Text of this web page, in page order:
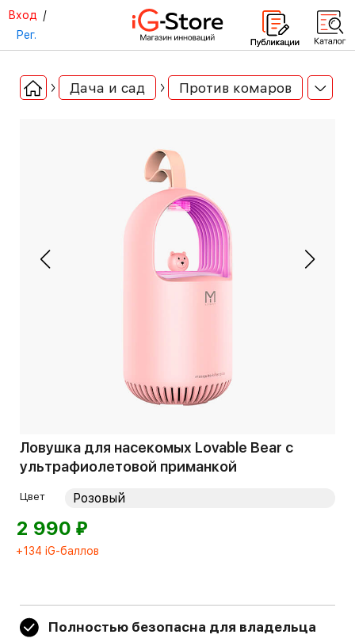
Вход /
Рег.
Дача и сад Против комаров
Ловушка для насекомых Lovable Bear с
ультрафиолетовой приманкой
Цвет
2 990 ⃏
+134 iG-баллов
Полностью безопасна для владельца